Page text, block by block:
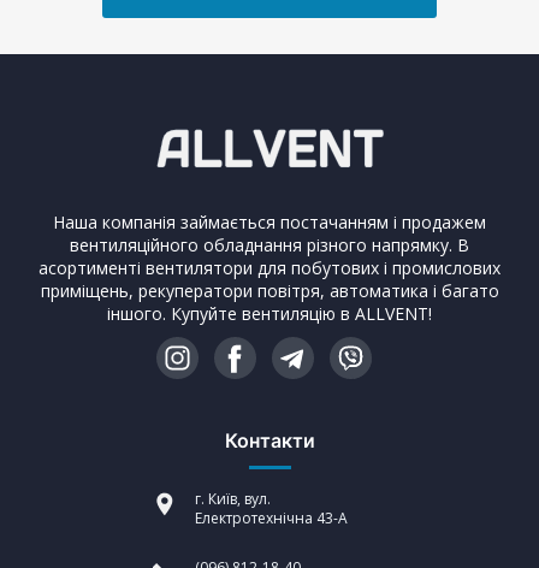
Наша компанія займається постачанням і продажем
вентиляційного обладнання різного напрямку. В
асортименті вентилятори для побутових і промислових
приміщень, рекуператори повітря, автоматика і багато
іншого. Купуйте вентиляцію в ALLVENT!
Контакти
г. Київ, вул.
Електротехнічна 43-А